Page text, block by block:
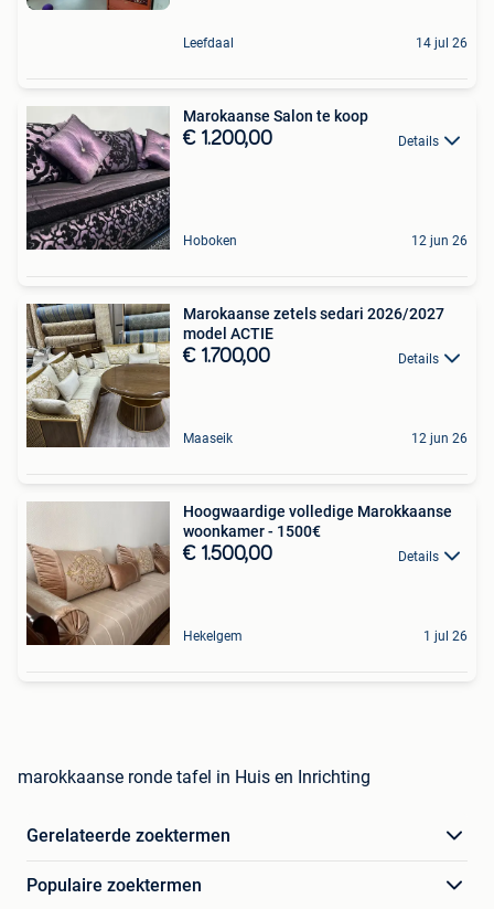
Leefdaal 14 jul 26
Marokaanse Salon te koop
€ 1.200,00 Details
Hoboken 12 jun 26
Marokaanse zetels sedari 2026/2027
model ACTIE
€ 1.700,00 Details
Maaseik 12 jun 26
Hoogwaardige volledige Marokkaanse
woonkamer - 1500€
€ 1.500,00 Details
Hekelgem 1 jul 26
marokkaanse ronde tafel in Huis en Inrichting
Gerelateerde zoektermen
Populaire zoektermen